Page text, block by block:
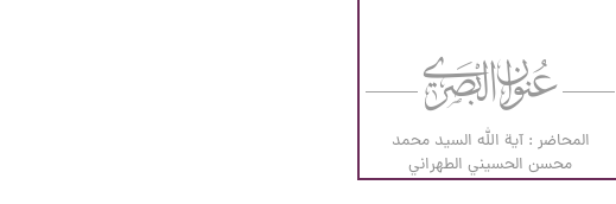
المحاضر : آية الله السيد محمد
محسن الحسيني الطهراني